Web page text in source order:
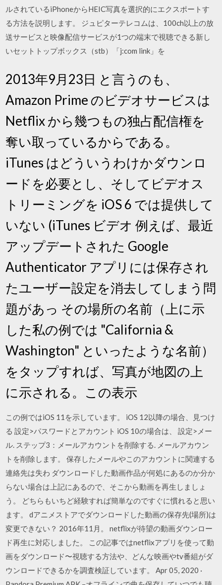
ルされているiPhoneからHEIC写真を選択的にエクスポートす
る方法を説明します。 ジュピターテレコムは、100ch以上の放
送サービスと映像配信サービスが1つの端末で視聴できる新し
いセットトップボックス（stb）「j:com link」を
2013年9月23日 と言うのも、
Amazon Prime のビデオサービスは
Netflix から幾つもの独占配信権を
奪い取っているからである。
iTunes はどういうわけかダウンロ
ードを必要とし、そしてビデオス
トリーミングを iOS 6 では提供して
いない (iTunes ビデオ 例えば、最近
アップデートされた Google
Authenticator アプリには保存され
たユーザー設定を消去してしまう問
題があっ その場所の名前（上に示
した私の例では "California &
Washington" といったような名前）
をタップすれば、写真が地図の上
に示される。この表示
この例ではiOS 11を示しています。 iOS 12以降の場合、見つけ
る 設定>パスワードとアカウント iOS 10の場合は、 設定>メー
ル. ステップ3：メールアカウントを削除する. メールアカウン
トを削除します。 保存したメールやこのアカウントに関連する
連絡先は失わ ダウンロードした動画作品が何処にあるのか分か
らない場合は上記にあるので、そこから動画を再生しましょ
う。 どちらもいちど経験すれば簡単なのですぐに慣れると思い
ます。 dアニメストアでダウンロードした動画の保存先(場所)は
変更できない？ 2016年11月。 netflixが待望の動画ダウンロー
ド再生に対応しました。 この記事ではnetflixアプリを使って動
画をダウンロード〜視聴する方法や、どんな映画やtv番組がダ
ウンロードできるかを調査検証しています。 Apr 05, 2020 ·